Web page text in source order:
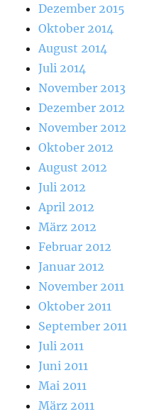
Dezember 2015
Oktober 2014
August 2014
Juli 2014
November 2013
Dezember 2012
November 2012
Oktober 2012
August 2012
Juli 2012
April 2012
März 2012
Februar 2012
Januar 2012
November 2011
Oktober 2011
September 2011
Juli 2011
Juni 2011
Mai 2011
März 2011